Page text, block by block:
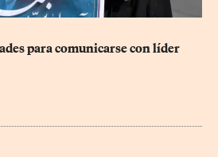
para comunicarse con líder